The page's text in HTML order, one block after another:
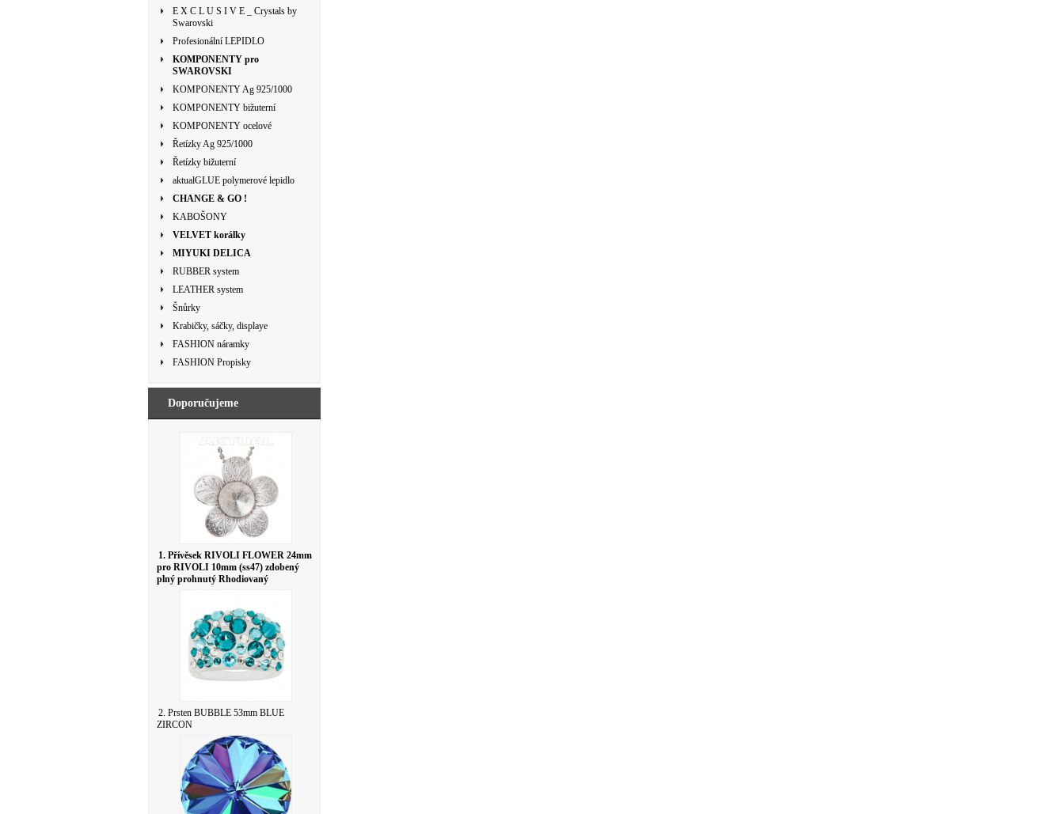
E X C L U S I V E _ Crystals by
Swarovski
Profesionální LEPIDLO
KOMPONENTY pro
SWAROVSKI
KOMPONENTY Ag 925/1000
KOMPONENTY bižuterní
KOMPONENTY ocelové
Řetízky Ag 925/1000
Řetízky bižuterní
aktualGLUE polymerové lepidlo
CHANGE & GO !
KABOŠONY
VELVET korálky
MIYUKI DELICA
RUBBER system
LEATHER system
Šnůrky
Krabičky, sáčky, displaye
FASHION náramky
FASHION Propisky
Doporučujeme
1. Přívěsek RIVOLI FLOWER 24mm
pro RIVOLI 10mm (ss47) zdobený
plný prohnutý Rhodiovaný
2. Prsten BUBBLE 53mm BLUE
ZIRCON